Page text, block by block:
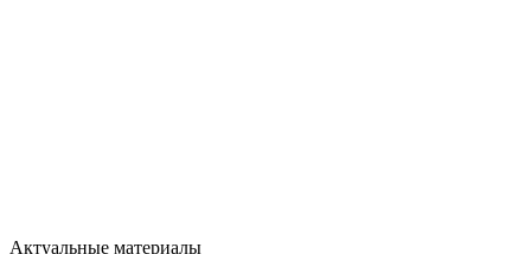
Актуальные материалы